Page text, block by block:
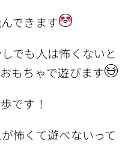
できます
でも人は怖くないと
もちゃで遊びます
です！
怖くて遊べないって